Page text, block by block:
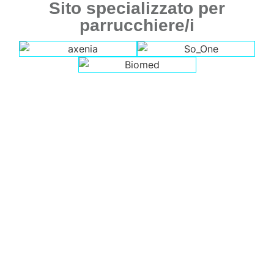
Sito specializzato per
parrucchiere/i